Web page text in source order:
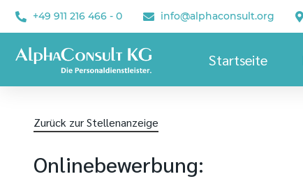
+49 911 216 466 - 0 info@alphaconsult.org
Startseite
Zurück zur Stellenanzeige
Onlinebewerbung: